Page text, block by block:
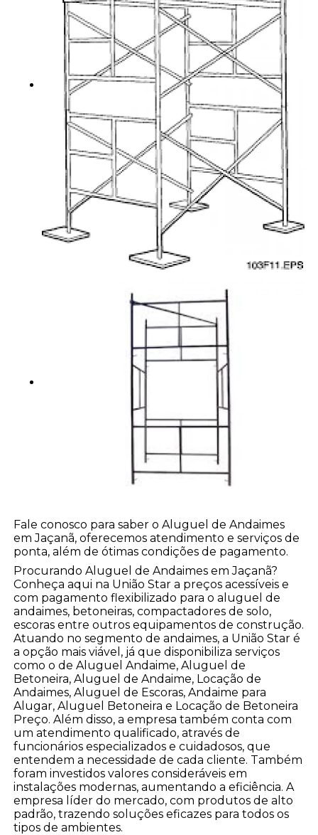
Fale conosco para saber o Aluguel de Andaimes
em Jaçanã, oferecemos atendimento e serviços de
ponta, além de ótimas condições de pagamento.
Procurando Aluguel de Andaimes em Jaçanã?
Conheça aqui na União Star a preços acessíveis e
com pagamento flexibilizado para o aluguel de
andaimes, betoneiras, compactadores de solo,
escoras entre outros equipamentos de construção.
Atuando no segmento de andaimes, a União Star é
a opção mais viável, já que disponibiliza serviços
como o de Aluguel Andaime, Aluguel de
Betoneira, Aluguel de Andaime, Locação de
Andaimes, Aluguel de Escoras, Andaime para
Alugar, Aluguel Betoneira e Locação de Betoneira
Preço. Além disso, a empresa também conta com
um atendimento qualificado, através de
funcionários especializados e cuidadosos, que
entendem a necessidade de cada cliente. Também
foram investidos valores consideráveis em
instalações modernas, aumentando a eficiência. A
empresa líder do mercado, com produtos de alto
padrão, trazendo soluções eficazes para todos os
tipos de ambientes.